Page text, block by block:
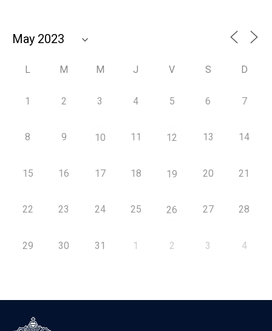
L M M J V S D
1 2 3 4 5 6 7
8 9 10 11 12 13 14
15 16 17 18 19 20 21
22 23 24 25 26 27 28
29 30 31 1 2 3 4